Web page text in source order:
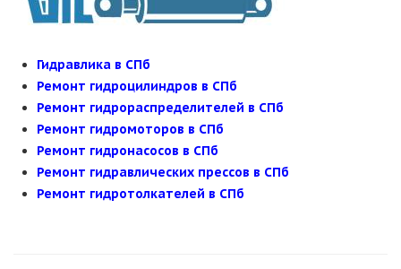
Гидравлика в СПб
Ремонт гидроцилиндров в СПб
Ремонт гидрораспределителей в СПб
Ремонт гидромоторов в СПб
Ремонт гидронасосов в СПб
Ремонт гидравлических прессов в СПб
Ремонт гидротолкателей в СПб